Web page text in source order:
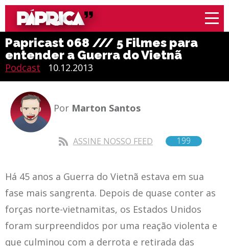
Papricast 068 /// 5 Filmes para
entender a Guerra do Vietnã
Podcast 10.12.2013
Por Marton Santos
ASSINE NOSSO FEED 199
Há 45 anos a Guerra do Vietnã estava em sua
fase mais sangrenta. Depois de quase conter as
forças norte-vietnamitas, os Estados Unidos
foram surpreendidos por uma reação violenta e
que culminou com a derrota e retirada das